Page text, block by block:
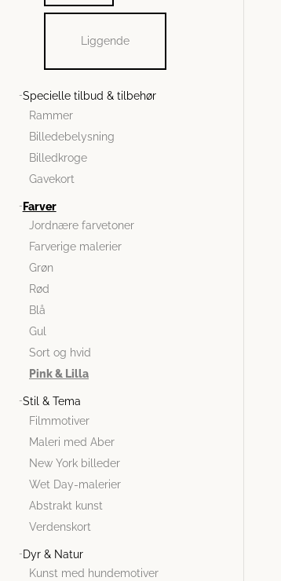
Liggende
Specielle tilbud & tilbehør
Rammer
Billedebelysning
Billedkroge
Gavekort
Farver
Jordnære farvetoner
Farverige malerier
Grøn
Rød
Blå
Gul
Sort og hvid
Pink & Lilla
Stil & Tema
Filmmotiver
Maleri med Aber
New York billeder
Wet Day-malerier
Abstrakt kunst
Verdenskort
Dyr & Natur
Kunst med hundemotiver